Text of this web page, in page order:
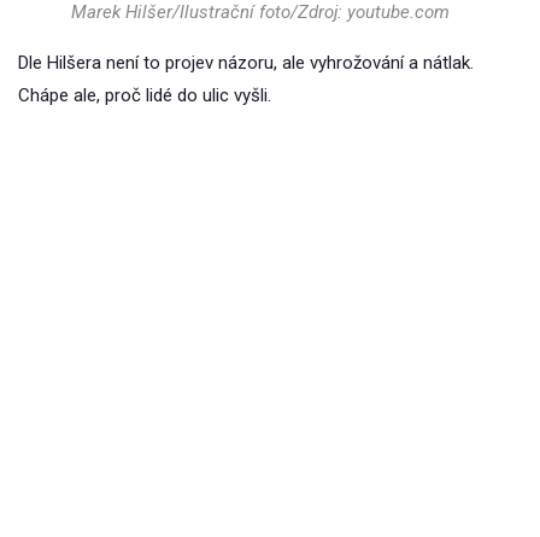
Marek Hilšer/Ilustrační foto/Zdroj: youtube.com
Dle Hilšera není to projev názoru, ale vyhrožování a nátlak.
Chápe ale, proč lidé do ulic vyšli.